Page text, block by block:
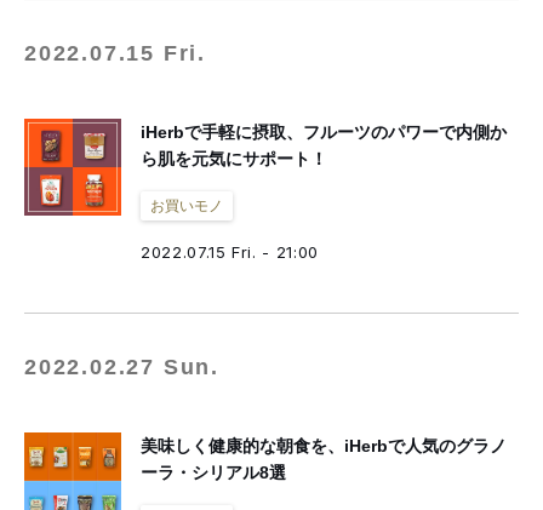
2022.07.15 Fri.
iHerbで手軽に摂取、フルーツのパワーで内側か
ら肌を元気にサポート！
お買いモノ
2022.07.15 Fri. - 21:00
2022.02.27 Sun.
美味しく健康的な朝食を、iHerbで人気のグラノ
ーラ・シリアル8選